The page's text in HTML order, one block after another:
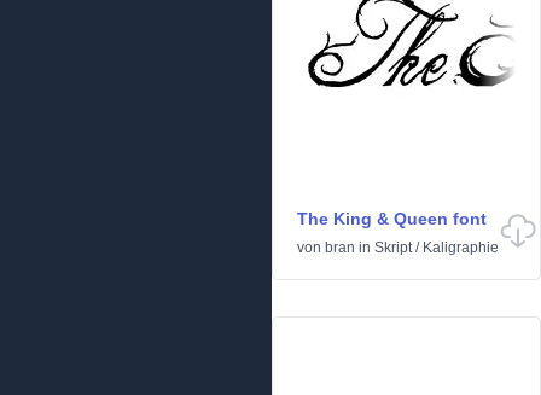
The King & Queen font
von bran in Skript/ Kaligraphie